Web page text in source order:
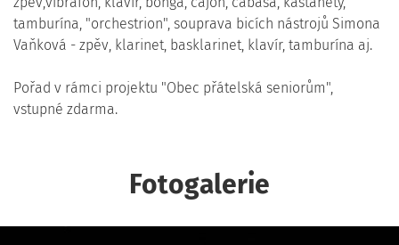
tamburína, "orchestrion", souprava bicích nástrojů Simona
Vaňková - zpěv, klarinet, basklarinet, klavír, tamburína aj.
Pořad v rámci projektu "Obec přátelská seniorům",
vstupné zdarma.
Fotogalerie